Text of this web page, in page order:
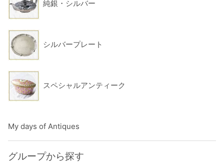
純銀・シルバー
シルバープレート
スペシャルアンティーク
My days of Antiques
グループから探す